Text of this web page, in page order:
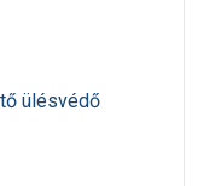
ülésvédő